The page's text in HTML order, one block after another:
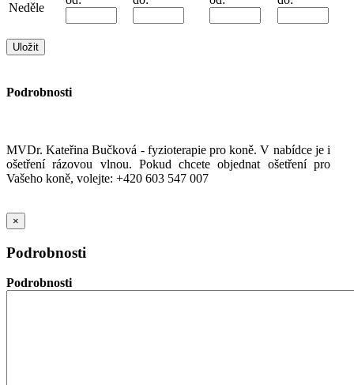
Neděle
Podrobnosti
MVDr. Kateřina Bučková - fyzioterapie pro koně. V nabídce je i
ošetření rázovou vlnou. Pokud chcete objednat ošetření pro
Vašeho koně, volejte: +420 603 547 007
×
Podrobnosti
Podrobnosti